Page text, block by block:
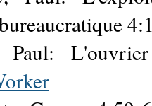
Paul: